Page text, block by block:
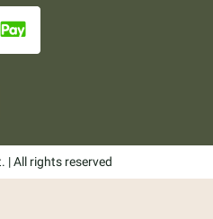
| All rights reserved